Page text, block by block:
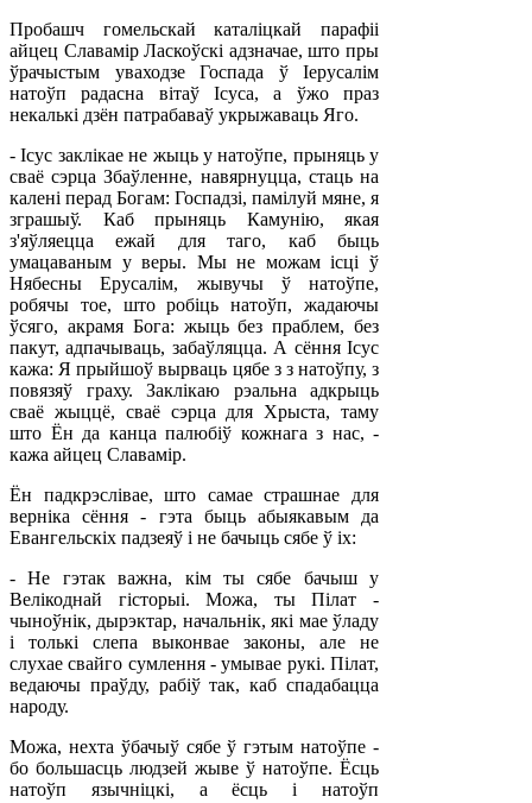
Пробашч гомельскай каталіцкай парафіі
айцец Славамір Ласкоўскі адзначае, што пры
ўрачыстым уваходзе Госпада ў Іерусалім
натоўп радасна вітаў Ісуса, а ўжо праз
некалькі дзён патрабаваў укрыжаваць Яго.
- Ісус заклікае не жыць у натоўпе, прыняць у
сваё сэрца Збаўленне, навярнуцца, стаць на
калені перад Богам: Госпадзі, памілуй мяне, я
зграшыў. Каб прыняць Камунію, якая
з'яўляецца ежай для таго, каб быць
умацаваным у веры. Мы не можам ісці ў
Нябесны Ерусалім, жывучы ў натоўпе,
робячы тое, што робіць натоўп, жадаючы
ўсяго, акрамя Бога: жыць без праблем, без
пакут, адпачываць, забаўляцца. А сёння Ісус
кажа: Я прыйшоў вырваць цябе з з натоўпу, з
повязяў граху. Заклікаю рэальна адкрыць
сваё жыццё, сваё сэрца для Хрыста, таму
што Ён да канца палюбіў кожнага з нас, -
кажа айцец Славамір.
Ён падкрэслівае, што самае страшнае для
верніка сёння - гэта быць абыякавым да
Евангельскіх падзеяў і не бачыць сябе ў іх:
- Не гэтак важна, кім ты сябе бачыш у
Велікоднай гісторыі. Можа, ты Пілат -
чыноўнік, дырэктар, начальнік, які мае ўладу
і толькі слепа выконвае законы, але не
слухае свайго сумлення - умывае рукі. Пілат,
ведаючы праўду, рабіў так, каб спадабацца
народу.
Можа, нехта ўбачыў сябе ў гэтым натоўпе -
бо большасць людзей жыве ў натоўпе. Ёсць
натоўп язычніцкі, а ёсць і натоўп